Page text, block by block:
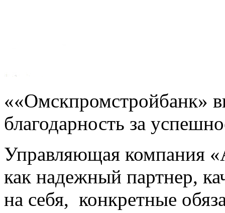
««Омскпромстройбанк»
благодарность за
Управляющая компания
как надежный партнер,
на себя, конкретные